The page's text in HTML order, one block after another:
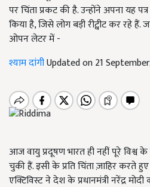
पर चिंता प्रकट की है. उन्होंने अपना यह
किया है, जिसे लोग बड़ी रीट्वीट कर रहे हैं.
ओपन लेटर में -
श्याम दांगीUpdated on 21
आज वायु प्रदूषण भारत ही नहीं पूरे
चुकी हैं. इसी के प्रति चिंता ज़ाहिर करते
एक्टिविस्ट ने देश के प्रधानमंत्री नरेंद्र